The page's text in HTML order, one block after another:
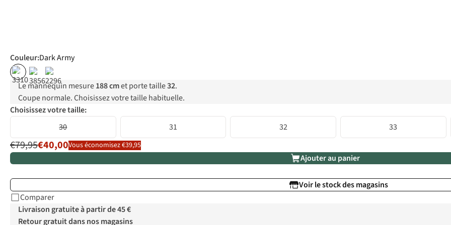
Couleur:Dark Army
% % %
Le mannequin mesure188 cmet porte taille32.
Coupe normale. Choisissez votre taille habituelle.
Choisissez votre taille:
30
31 32 33
€79,95€40,00Vous économisez €39,95
Ajouter au panier
Voir le stock des magasins
Comparer
Livraison gratuite à partir de 45 €
Retour gratuit dans nos magasins